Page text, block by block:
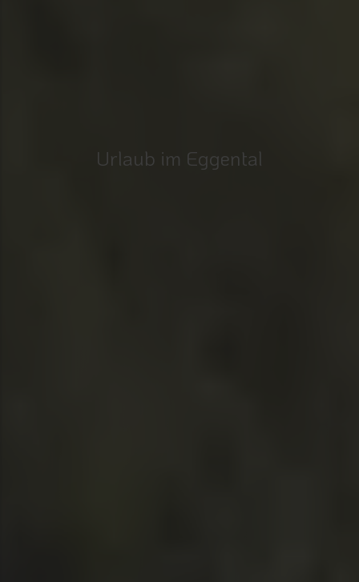
Urlaub im Eggental